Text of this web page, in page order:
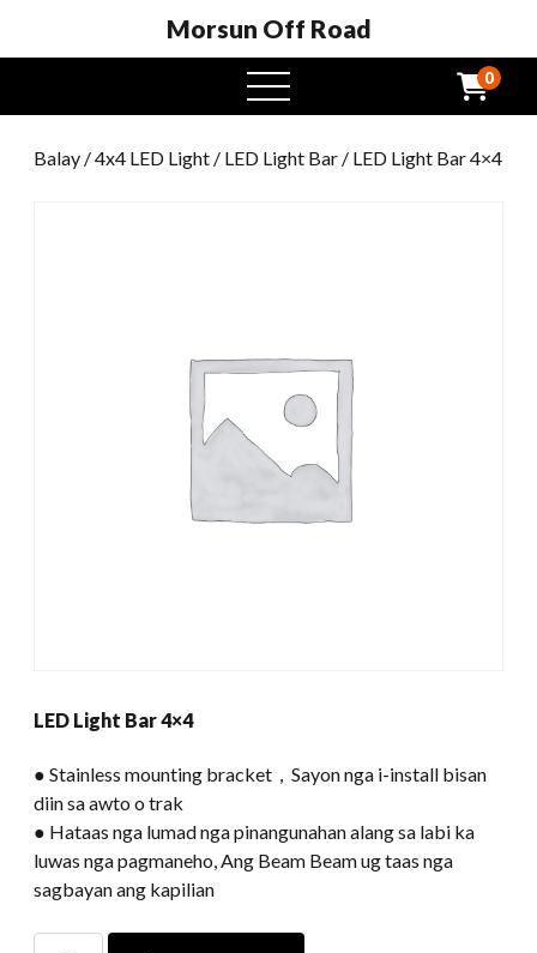
Morsun Off Road
Open
Menu
0
Balay /4x4 LED Light / LED Light Bar / LED Light Bar 4×4
LED Light Bar 4×4
● Stainless mounting bracket，Sayon nga i-install bisan
diin sa awto o trak
● Hataas nga lumad nga pinangunahan alang sa labi ka
luwas nga pagmaneho, Ang Beam Beam ug taas nga
sagbayan ang kapilian